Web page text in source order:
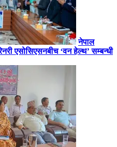
नेपाल
एसोसिएसनबीच ‘वन हेल्थ’ सम्बन्धी